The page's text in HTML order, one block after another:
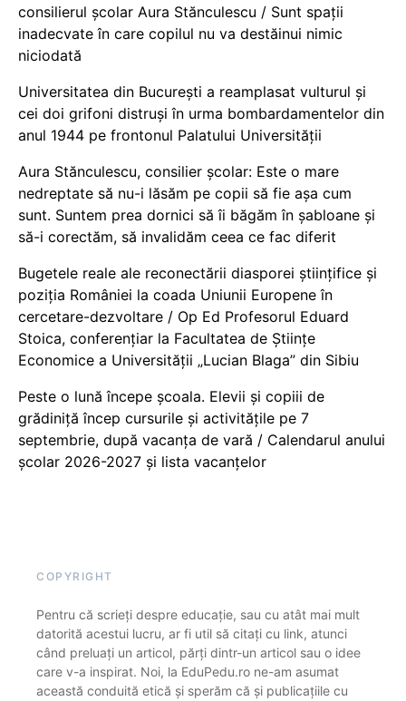
consilierul școlar Aura Stănculescu / Sunt spații
inadecvate în care copilul nu va destăinui nimic
niciodată
Universitatea din București a reamplasat vulturul și
cei doi grifoni distruși în urma bombardamentelor din
anul 1944 pe frontonul Palatului Universității
Aura Stănculescu, consilier școlar: Este o mare
nedreptate să nu-i lăsăm pe copii să fie așa cum
sunt. Suntem prea dornici să îi băgăm în șabloane și
să-i corectăm, să invalidăm ceea ce fac diferit
Bugetele reale ale reconectării diasporei științifice și
poziția României la coada Uniunii Europene în
cercetare-dezvoltare / Op Ed Profesorul Eduard
Stoica, conferențiar la Facultatea de Științe
Economice a Universității „Lucian Blaga” din Sibiu
Peste o lună începe școala. Elevii și copiii de
grădiniță încep cursurile și activitățile pe 7
septembrie, după vacanța de vară / Calendarul anului
școlar 2026-2027 și lista vacanțelor
COPYRIGHT
Pentru că scrieți despre educație, sau cu atât mai mult
datorită acestui lucru, ar fi util să citați cu link, atunci
când preluați un articol, părți dintr-un articol sau o idee
care v-a inspirat. Noi, la EduPedu.ro ne-am asumat
această conduită etică și sperăm că și publicațiile cu